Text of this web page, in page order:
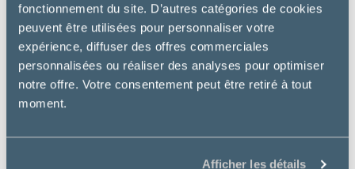
fonctionnement du site. D’autres catégories de cookies
peuvent être utilisées pour personnaliser votre
expérience, diffuser des offres commerciales
personnalisées ou réaliser des analyses pour optimiser
notre offre. Votre consentement peut être retiré à tout
moment.
Afficher les détails